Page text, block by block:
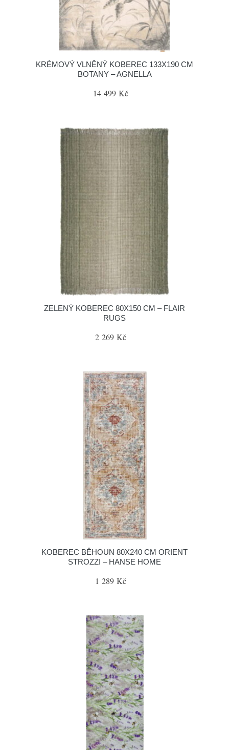
KRÉMOVÝ VLNĚNÝ KOBEREC 133X190 CM
BOTANY – AGNELLA
14 499 Kč
ZELENÝ KOBEREC 80X150 CM – FLAIR
RUGS
2 269 Kč
KOBEREC BĚHOUN 80X240 CM ORIENT
STROZZI – HANSE HOME
1 289 Kč